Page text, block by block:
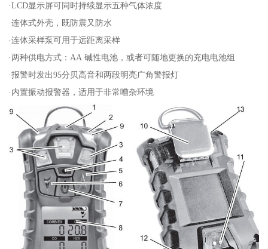
·LCD显示屏可同时持续显示五种气体浓度
·连体式外壳，既防震又防水
·连体采样泵可用于远距离采样
·两种供电方式：AA 碱性电池，或者可随地更换的充电电池组
·报警时发出95分贝高音和两段明亮广角警报灯
·内置振动报警器，适用于非常嘈杂环境